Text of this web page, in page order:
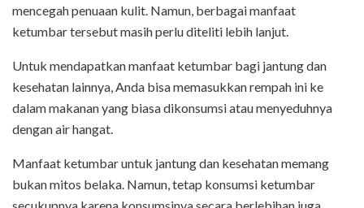
mencegah penuaan kulit. Namun, berbagai manfaat
ketumbar tersebut masih perlu diteliti lebih lanjut.
Untuk mendapatkan manfaat ketumbar bagi jantung dan
kesehatan lainnya, Anda bisa memasukkan rempah ini ke
dalam makanan yang biasa dikonsumsi atau menyeduhnya
dengan air hangat.
Manfaat ketumbar untuk jantung dan kesehatan memang
bukan mitos belaka. Namun, tetap konsumsi ketumbar